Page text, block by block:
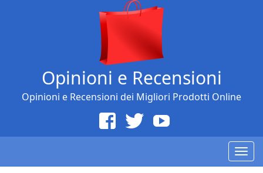
Opinioni e Recensioni
Opinioni e Recensioni dei Migliori Prodotti Online